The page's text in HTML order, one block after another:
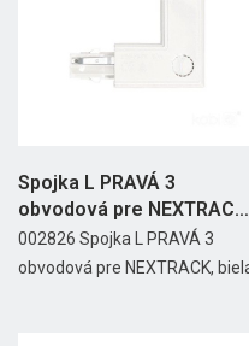
Spojka L PRAVÁ 3
obvodová pre NEXTRACK,
biela
002826 Spojka L PRAVÁ 3
obvodová pre NEXTRACK,